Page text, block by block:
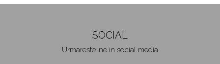
SOCIAL
Urmareste-ne in social media